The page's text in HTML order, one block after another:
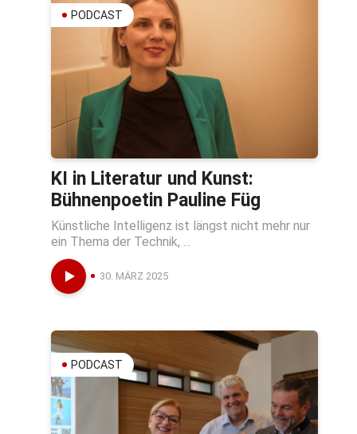
PODCAST
KI in Literatur und Kunst:
Bühnenpoetin Pauline Füg
Künstliche Intelligenz ist längst nicht mehr nur
ein Thema der Technik, ...
30. MÄRZ 2025
PODCAST